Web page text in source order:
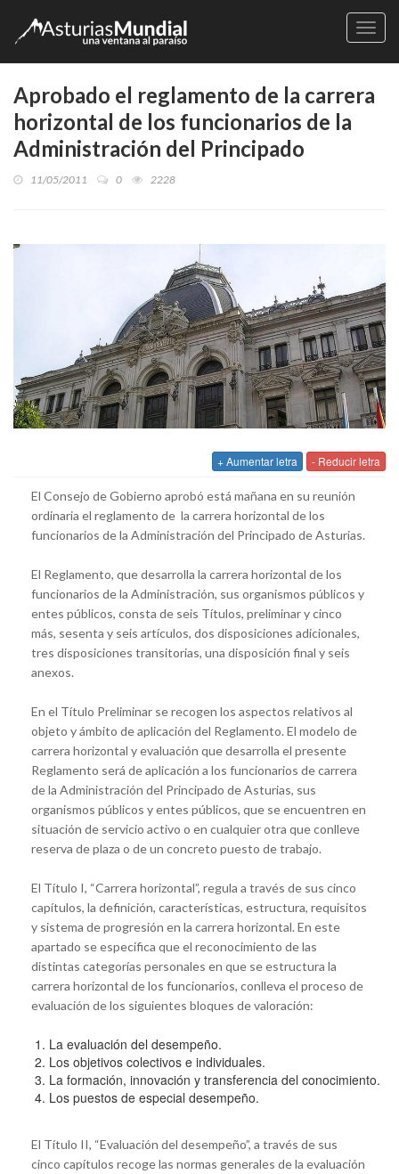
Aprobado el reglamento de la carrera
horizontal de los funcionarios de la
Administración del Principado
11/05/2011 0 2228
+ Aumentar letra - Reducir letra
El Consejo de Gobierno aprobó está mañana en su reunión
ordinaria el reglamento de la carrera horizontal de los
funcionarios de la Administración del Principado de Asturias.
El Reglamento, que desarrolla la carrera horizontal de los
funcionarios de la Administración, sus organismos públicos y
entes públicos, consta de seis Títulos, preliminar y cinco
más, sesenta y seis artículos, dos disposiciones adicionales,
tres disposiciones transitorias, una disposición final y seis
anexos.
En el Título Preliminar se recogen los aspectos relativos al
objeto y ámbito de aplicación del Reglamento. El modelo de
carrera horizontal y evaluación que desarrolla el presente
Reglamento será de aplicación a los funcionarios de carrera
de la Administración del Principado de Asturias, sus
organismos públicos y entes públicos, que se encuentren en
situación de servicio activo o en cualquier otra que conlleve
reserva de plaza o de un concreto puesto de trabajo.
El Título I, “Carrera horizontal”, regula a través de sus cinco
capítulos, la definición, características, estructura, requisitos
y sistema de progresión en la carrera horizontal. En este
apartado se especifica que el reconocimiento de las
distintas categorías personales en que se estructura la
carrera horizontal de los funcionarios, conlleva el proceso de
evaluación de los siguientes bloques de valoración:
La evaluación del desempeño.
Los objetivos colectivos e individuales.
La formación, innovación y transferencia del conocimiento.
Los puestos de especial desempeño.
El Título II, “Evaluación del desempeño”, a través de sus
cinco capítulos recoge las normas generales de la evaluación